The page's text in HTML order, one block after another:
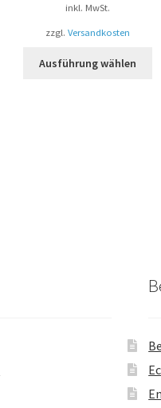
inkl. MwSt.
zzgl. Versandkosten
Ausführung wählen